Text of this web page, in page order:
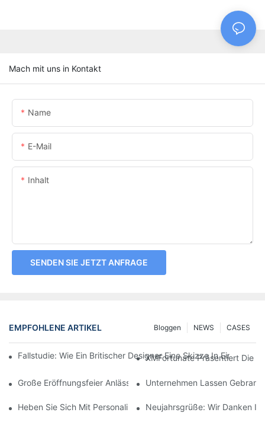
Mach mit uns in Kontakt
Name
E-Mail
Inhalt
SENDEN SIE JETZT ANFRAGE
EMPFOHLENE ARTIKEL CASES
NEWS
Bloggen
Fallstudie: Wie Ein Britischer Designer Eine Skizze In Einen
XMFortunate Präsentiert Die
Große Eröffnungsfeier Anlässlich Des Chinesischen
Unternehmen Lassen
Heben Sie Sich Mit Personalisierter Kopfbedeckung Ab.
Neujahrsgrüße: Wir Danken